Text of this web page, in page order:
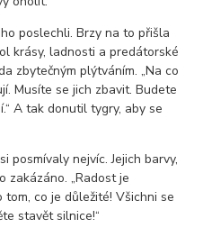
poslechli. Brzy na to přišla
krásy, ladnosti a predátorské
zbytečným plýtváním. „Na co
Musíte se jich zbavit. Budete
A tak donutil tygry, aby se
posmívaly nejvíc. Jejich barvy,
zakázáno. „Radost je
co je důležité! Všichni se
stavět silnice!“